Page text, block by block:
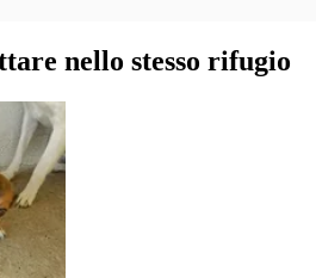
nello stesso rifugio